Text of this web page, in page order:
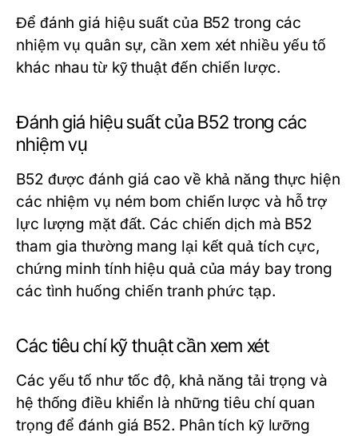
Để đánh giá hiệu suất của B52 trong các
nhiệm vụ quân sự, cần xem xét nhiều yếu tố
khác nhau từ kỹ thuật đến chiến lược.
Đánh giá hiệu suất của B52 trong các
nhiệm vụ
B52 được đánh giá cao về khả năng thực hiện
các nhiệm vụ ném bom chiến lược và hỗ trợ
lực lượng mặt đất. Các chiến dịch mà B52
tham gia thường mang lại kết quả tích cực,
chứng minh tính hiệu quả của máy bay trong
các tình huống chiến tranh phức tạp.
Các tiêu chí kỹ thuật cần xem xét
Các yếu tố như tốc độ, khả năng tải trọng và
hệ thống điều khiển là những tiêu chí quan
trọng để đánh giá B52. Phân tích kỹ lưỡng